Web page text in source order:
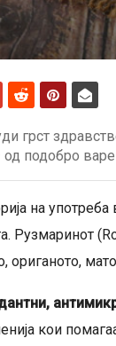
грст
подобро
на
Рузмаринот
ориганото,
кои